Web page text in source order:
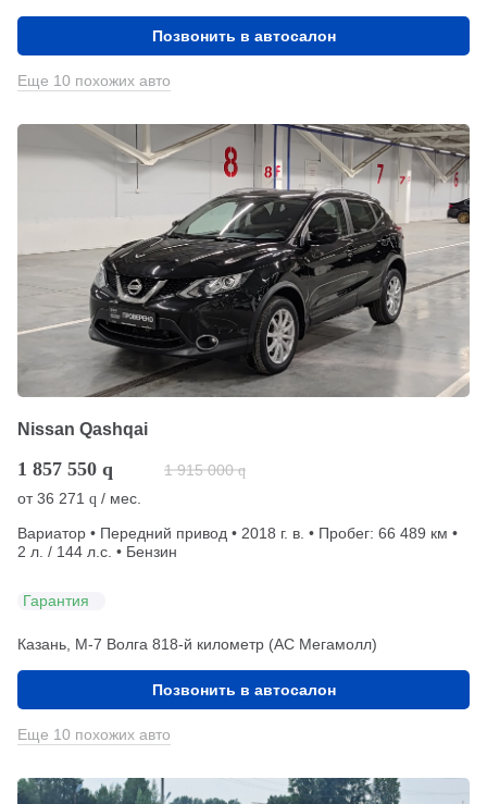
Позвонить в автосалон
Еще 10 похожих авто
Nissan Qashqai
1 857 550 q 1 915 000 q
от36 271 q / мес.
Вариатор • Передний привод • 2018 г. в. • Пробег: 66 489 км •
2 л. / 144 л.с. • Бензин
Гарантия
Казань, М-7 Волга 818-й километр (АС Мегамолл)
Позвонить в автосалон
Еще 10 похожих авто